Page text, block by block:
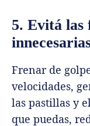
5. Evitá las
Frenar de
velocidades,
las pastillas y
que puedas,